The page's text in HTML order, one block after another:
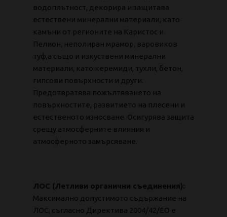
водоплътност, декорира и защитава
естествени минерални материали, като
камъни от регионите на Каристос и
Пелион, неполиран мрамор, варовиков
туф,а също и изкуствени минерални
материали, като керемиди, тухли, бетон,
гипсови повърхности и други.
Предотвратява пожълтяването на
повърхностите, развитието на плесени и
естественото износване. Осигурява защита
срещу атмосферните влияния и
атмосферното замърсяване.
ЛОС (Летливи органични съединения):
Максимално допустимото съдържание на
ЛОС, съгласно Директива 2004/42/ЕО е